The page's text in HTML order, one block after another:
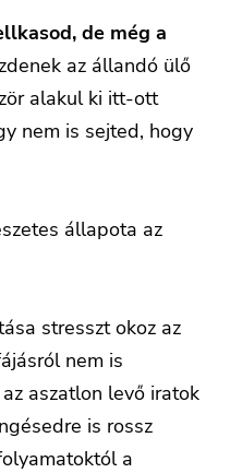
de még a
az állandó ülő
alakul ki itt-ott
nem is sejted, hogy
állapota az
stresszt okoz az
nem is
aszatlon levő iratok
is rossz
a